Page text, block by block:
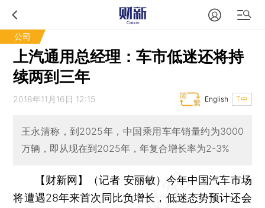
公司
上汽通用总经理：车市低迷还将持
续两到三年
2018年11月16日 12:15 T中
English
王永清称，到2025年，中国乘用车年销量约为3000
万辆，即从现在到2025年，年复合增长率为2-3%
【财新网】（记者 安丽敏） 今年中国汽车市场
将遭遇28年来首次同比负增长，低迷态势预计还会